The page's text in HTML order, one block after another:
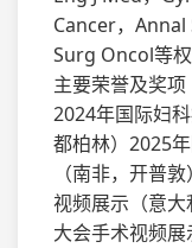
Cancer，Annal
Surg Oncol等
主要荣誉及奖项
2024年国际妇
都柏林）2025
（南非，开普
视频展示（意
大会手术视频